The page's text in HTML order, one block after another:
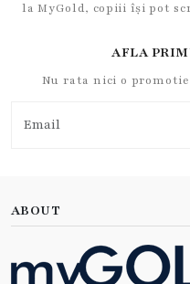
la MyGold, copiii își pot
AFLA
Nu rata nici o
ABOUT